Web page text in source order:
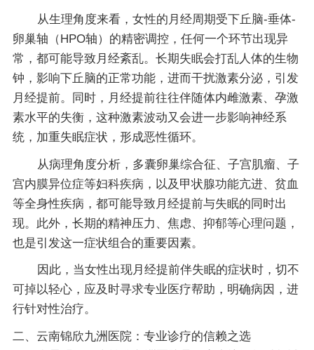
从生理角度来看，女性的月经周期受下丘脑-垂体-
卵巢轴（HPO轴）的精密调控，任何一个环节出现异
常，都可能导致月经紊乱。长期失眠会打乱人体的生物
钟，影响下丘脑的正常功能，进而干扰激素分泌，引发
月经提前。同时，月经提前往往伴随体内雌激素、孕激
素水平的失衡，这种激素波动又会进一步影响神经系
统，加重失眠症状，形成恶性循环。
从病理角度分析，多囊卵巢综合征、子宫肌瘤、子
宫内膜异位症等妇科疾病，以及甲状腺功能亢进、贫血
等全身性疾病，都可能导致月经提前与失眠的同时出
现。此外，长期的精神压力、焦虑、抑郁等心理问题，
也是引发这一症状组合的重要因素。
因此，当女性出现月经提前伴失眠的症状时，切不
可掉以轻心，应及时寻求专业医疗帮助，明确病因，进
行针对性治疗。
二、云南锦欣九洲医院：专业诊疗的信赖之选